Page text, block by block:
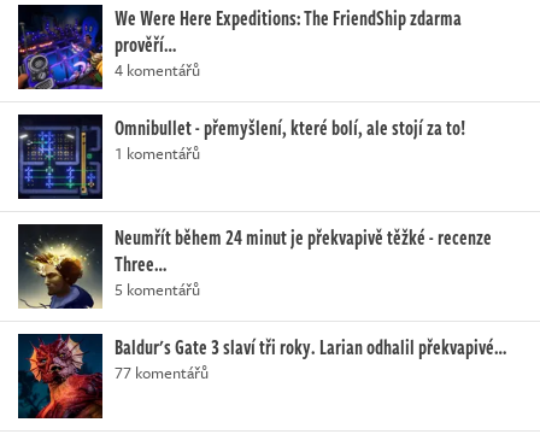
We Were Here Expeditions: The FriendShip zdarma
prověří…
4 komentářů
Omnibullet - přemyšlení, které bolí, ale stojí za to!
1 komentářů
Neumřít během 24 minut je překvapivě těžké - recenze
Three…
5 komentářů
Baldur's Gate 3 slaví tři roky. Larian odhalil překvapivé…
77 komentářů